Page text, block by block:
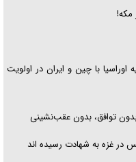
مکه!
با چین و ایران در اولویت
بدون توافق، بدون عقب‌نشینی